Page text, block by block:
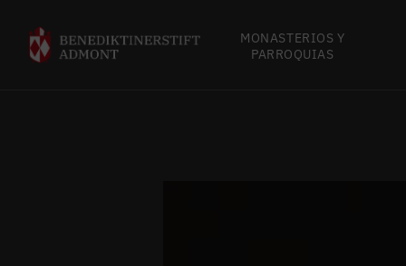
MONASTERIOS Y
PARROQUIAS